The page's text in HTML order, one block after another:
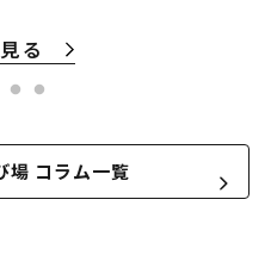
る
場 コラム一覧